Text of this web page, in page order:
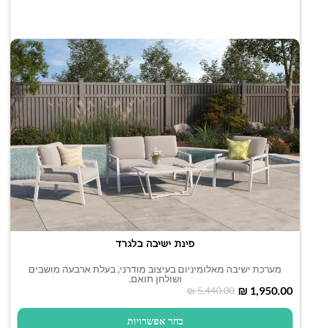
פינת ישיבה בלגרד
מערכת ישיבה מאלומיניום בעיצוב מודרני, בעלת ארבעה מושבים
ושולחן תואם.
₪5,440.00 ₪ 1,950.00
בחר אפשרויות